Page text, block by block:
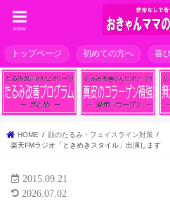
menu
トップページ 初めての方へ 喜
HOME
顔のたるみ・フェイスライン対策
楽天FMラジオ「ときめきスタイル」出演します
2015.09.21
2026.07.02